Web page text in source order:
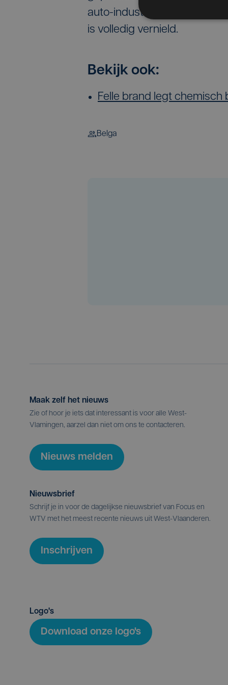
auto-industrie en verwerkt
is volledig vernield.
Bekijk ook:
Felle brand legt chemisch
Belga
Maak zelf het nieuws
Zie of hoor je iets dat interessant is voor alle West-
Vlamingen, aarzel dan niet om ons te contacteren.
Nieuws melden
Nieuwsbrief
Schrijf je in voor de dagelijkse nieuwsbrief van Focus en
WTV met het meest recente nieuws uit West-Vlaanderen.
Inschrijven
Logo's
Download onze logo's